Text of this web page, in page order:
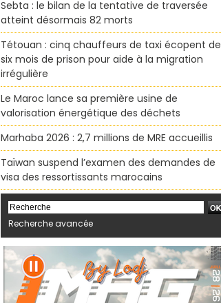
Sebta : le bilan de la tentative de traversée
atteint désormais 82 morts
Tétouan : cinq chauffeurs de taxi écopent de
six mois de prison pour aide à la migration
irrégulière
Le Maroc lance sa première usine de
valorisation énergétique des déchets
Marhaba 2026 : 2,7 millions de MRE accueillis
Taïwan suspend l’examen des demandes de
visa des ressortissants marocains
Recherche avancée